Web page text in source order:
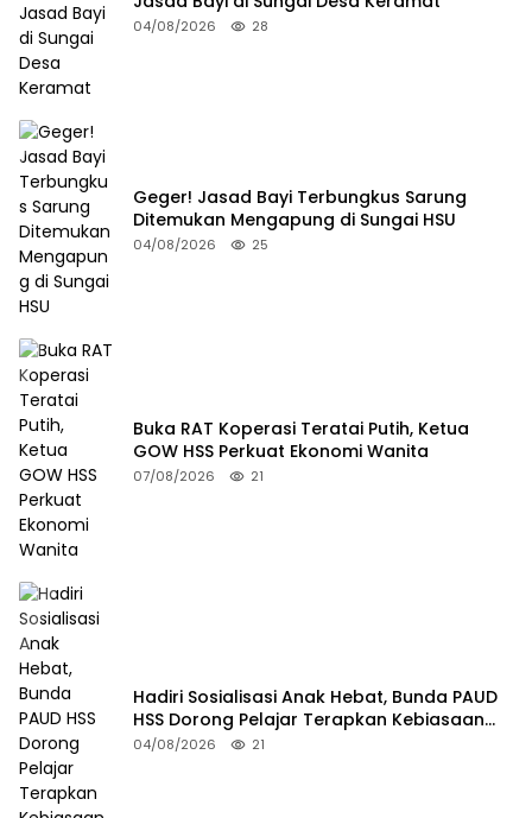
04/08/2026 28
Geger! Jasad Bayi Terbungkus Sarung
Ditemukan Mengapung di Sungai HSU
04/08/2026 25
Buka RAT Koperasi Teratai Putih, Ketua
GOW HSS Perkuat Ekonomi Wanita
07/08/2026 21
Hadiri Sosialisasi Anak Hebat, Bunda PAUD
HSS Dorong Pelajar Terapkan Kebiasaan
Baik
04/08/2026 21